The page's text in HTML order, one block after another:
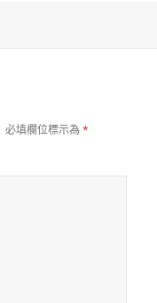
必填欄位標示為*